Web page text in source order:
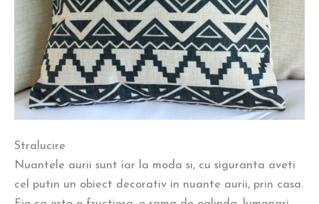
Stralucire
Nuantele aurii sunt iar la moda si, cu siguranta aveti
cel putin un obiect decorativ in nuante aurii, prin casa.